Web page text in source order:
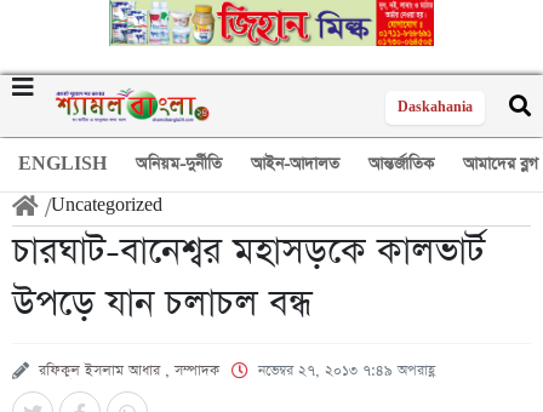
Daskahania
ENGLISH অনিয়ম-দুর্নীতি আইন-আদালত আন্তর্জাতিক আমাদের ব্লগ
/Uncategorized
চারঘাট-বানেশ্বর মহাসড়কে কালভার্ট
উপড়ে যান চলাচল বন্ধ
রফিকুল ইসলাম আধার , সম্পাদক নভেম্বর ২৭, ২০১৩ ৭:৪৯ অপরাহ্ণ